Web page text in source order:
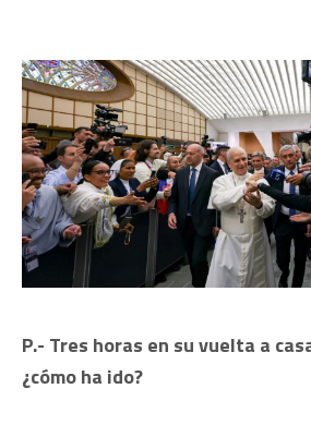
P.- Tres horas en su vuelta a
¿cómo ha ido?